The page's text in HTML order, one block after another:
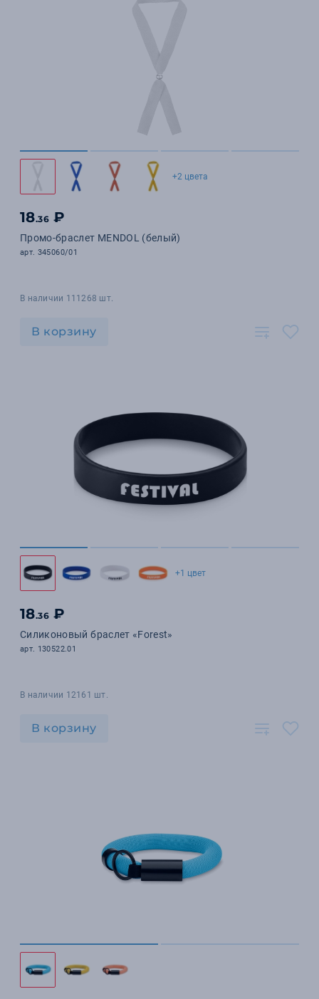
+2 цвета
18.36 ₽
Промо-браслет MENDOL (белый)
арт. 345060/01
В наличии 111268 шт.
В корзину
+1 цвет
18.36 ₽
Силиконовый браслет «Forest»
арт. 130522.01
В наличии 12161 шт.
В корзину